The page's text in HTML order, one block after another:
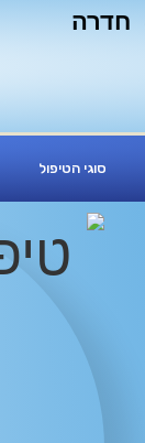
כתובת: רח' האילנות 4 חדרה
סוגי הטיפול